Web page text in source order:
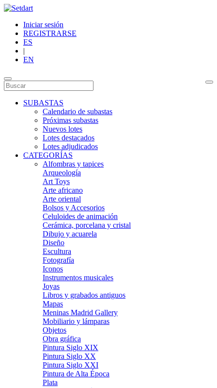
Iniciar sesión
REGISTRARSE
ES
|
EN
SUBASTAS
Calendario de subastas
Próximas subastas
Nuevos lotes
Lotes destacados
Lotes adjudicados
CATEGORÍAS
Alfombras y tapices
Arqueología
Art Toys
Arte africano
Arte oriental
Bolsos y Accesorios
Celuloides de animación
Cerámica, porcelana y cristal
Dibujo y acuarela
Diseño
Escultura
Fotografía
Iconos
Instrumentos musicales
Joyas
Libros y grabados antiguos
Mapas
Meninas Madrid Gallery
Mobiliario y lámparas
Objetos
Obra gráfica
Pintura Siglo XIX
Pintura Siglo XX
Pintura Siglo XXI
Pintura de Alta Época
Plata